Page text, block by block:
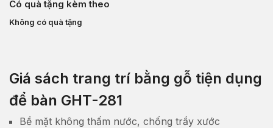
Có quà tặng kèm theo
Không có quà tặng
Giá sách trang trí bằng gỗ tiện dụng
để bàn GHT-281
Bề mặt không thấm nước, chống trầy xước